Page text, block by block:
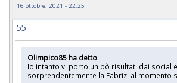
16 ottobre, 2021 - 22:25
55
Olimpico85 ha detto
Io intanto vi porto un pò risultati dai social e
sorprendentemente la Fabrizi al momento